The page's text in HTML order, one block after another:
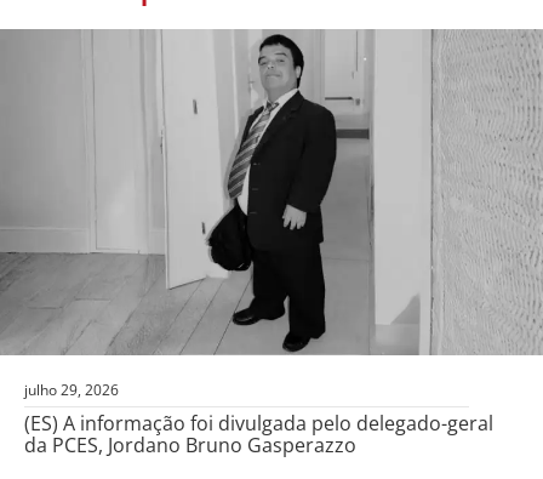
julho 29, 2026
(ES) A informação foi divulgada pelo delegado-geral
da PCES, Jordano Bruno Gasperazzo